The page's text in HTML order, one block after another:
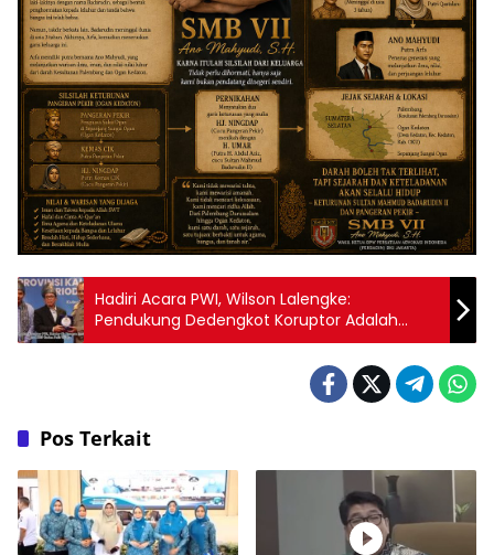
Hadiri Acara PWI, Wilson Lalengke:
Pendukung Dedengkot Koruptor Adalah
Koruptor
Pos Terkait